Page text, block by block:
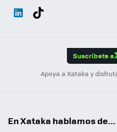
Suscríbete a
Apoya a Xataka y
En Xataka hablamos de...